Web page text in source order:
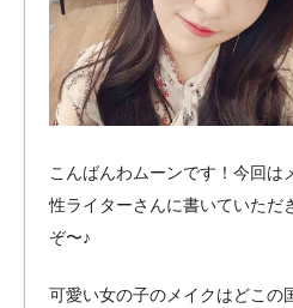
こんばんわムーンです！今回は
性ライターさんに書いていただ
ぞ〜♪
可愛い女の子のメイクはどこの